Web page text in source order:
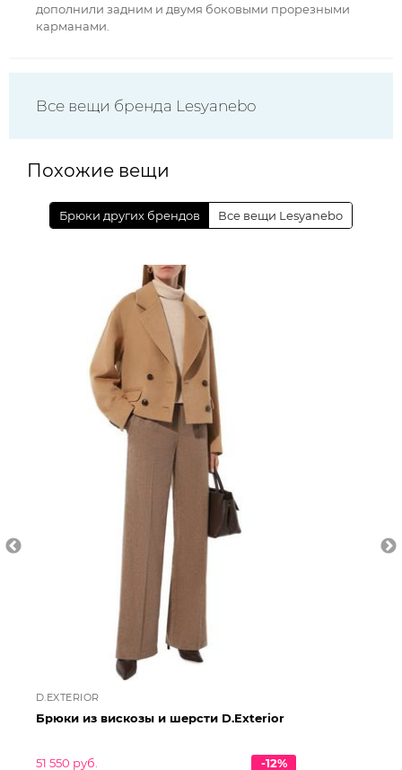
дополнили задним и двумя боковыми прорезными
карманами.
Все вещи бренда Lesyanebo
Похожие вещи
Брюки других брендов Все вещи Lesyanebo
D.EXTERIOR
Брюки из вискозы и шерсти D.Exterior
51 550 руб.
-12%